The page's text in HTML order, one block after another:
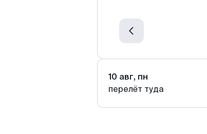
10 авг, пн
перелёт туда